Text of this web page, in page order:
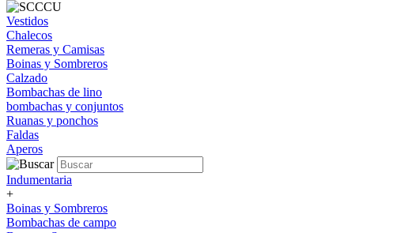
Vestidos
Chalecos
Remeras y Camisas
Boinas y Sombreros
Calzado
Bombachas de lino
bombachas y conjuntos
Ruanas y ponchos
Faldas
Aperos
Indumentaria
+
Boinas y Sombreros
Bombachas de campo